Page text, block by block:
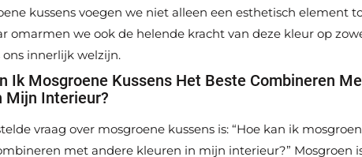
kussens voegen we niet alleen een esthetisch element
omarmen we ook de helende kracht van deze kleur op
innerlijk welzijn.
Ik Mosgroene Kussens Het Beste Combineren
Mijn Interieur?
vraag over mosgroene kussens is: “Hoe kan ik
met andere kleuren in mijn interieur?” Mosgroen